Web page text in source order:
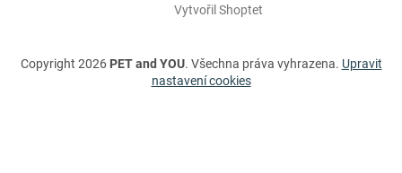
Vytvořil Shoptet
Copyright 2026 PET and YOU. Všechna práva vyhrazena. Upravit
nastavení cookies